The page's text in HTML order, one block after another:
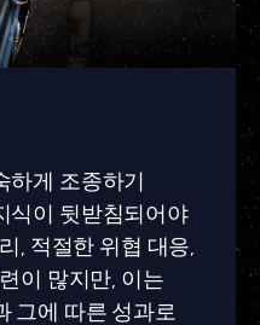
하게 조종하기
식이 뒷받침되어야
, 적절한 위협 대응,
이 많지만, 이는
그에 따른 성과로